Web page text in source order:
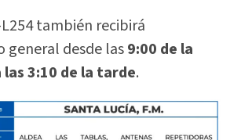
también recibirá
desde las9:00 de la
3:10 de la tarde.